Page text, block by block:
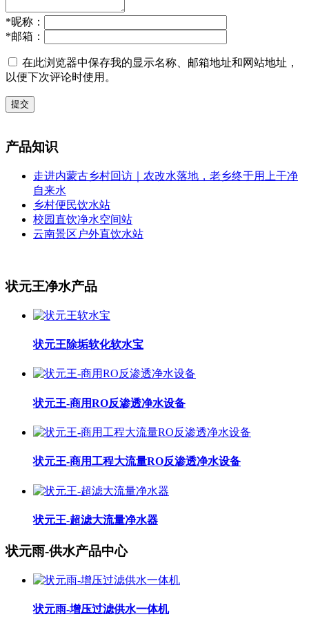
*昵称：
*邮箱：
在此浏览器中保存我的显示名称、邮箱地址和网站地址，
以便下次评论时使用。
提交
产品知识
走进内蒙古乡村回访｜农改水落地，老乡终于用上干净
自来水
乡村便民饮水站
校园直饮净水空间站
云南景区户外直饮水站
状元王净水产品
状元王除垢软化软水宝
状元王-商用RO反渗透净水设备
状元王-商用工程大流量RO反渗透净水设备
状元王-超滤大流量净水器
状元雨-供水产品中心
状元雨-增压过滤供水一体机